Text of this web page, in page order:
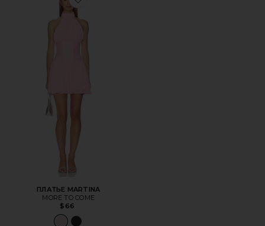
Favorite ПЛАТЬЕ MARTINA
ПЛАТЬЕ MARTINA
MORE TO COME
$66